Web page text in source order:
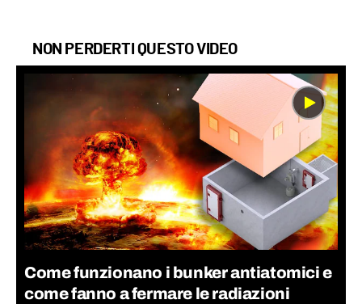
NON PERDERTI QUESTO VIDEO
Come funzionano i bunker antiatomici e
come fanno a fermare le radiazioni